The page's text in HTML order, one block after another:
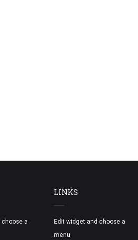
choose a
LINKS
Edit widget and choose a
menu